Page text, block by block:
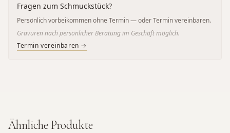
Fragen zum Schmuckstück?
Persönlich vorbeikommen ohne Termin — oder Termin vereinbaren.
Gravuren nach persönlicher Beratung im Geschäft möglich.
Termin vereinbaren →
Ähnliche Produkte